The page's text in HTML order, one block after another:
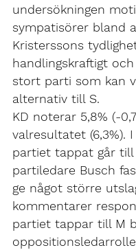
undersökningen
sympatisörer bland
Kristerssons
handlingskraftigt
stort parti som kan
alternativ till S.
KD noterar 5,8% (-
valresultatet (6,3%).
partiet tappat går till
partiledare Busch
ge något större
kommentarer
partiet tappar till M